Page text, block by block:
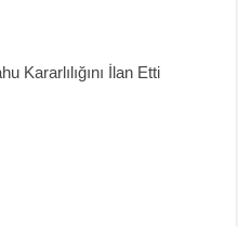
Kararlılığını İlan Etti